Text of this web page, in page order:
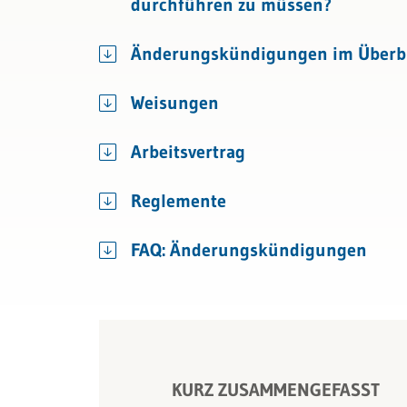
Sozialversicherungen
durchführen zu müssen?
Änderungskündigungen im
Weisungen
Arbeitsvertrag
Reglemente
FAQ: Änderungskündigungen
KURZ ZUSAMMENGEFASST